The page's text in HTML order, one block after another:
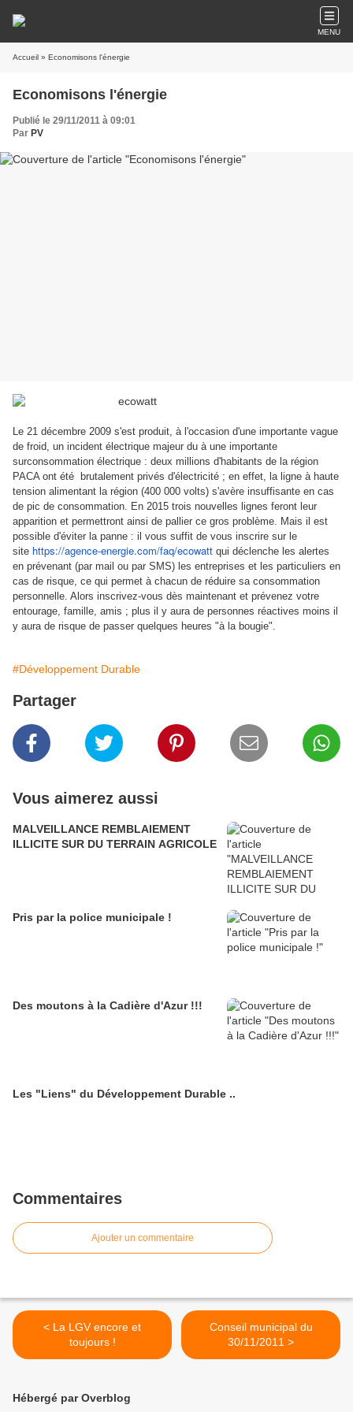
MENU
Accueil » Economisons l'énergie
Economisons l'énergie
Publié le 29/11/2011 à 09:01
Par PV
Le 21 décembre 2009 s'est produit, à l'occasion d'une importante vague
de froid, un incident électrique majeur du à une importante
surconsommation électrique : deux millions d'habitants de la région
PACA ont été brutalement privés d'électricité ; en effet, la ligne à haute
tension alimentant la région (400 000 volts) s'avère insuffisante en cas
de pic de consommation. En 2015 trois nouvelles lignes feront leur
apparition et permettront ainsi de pallier ce gros problème. Mais il est
possible d'éviter la panne : il vous suffit de vous inscrire sur le
site https://agence-energie.com/faq/ecowatt qui déclenche les alertes
en prévenant (par mail ou par SMS) les entreprises et les particuliers en
cas de risque, ce qui permet à chacun de réduire sa consommation
personnelle. Alors inscrivez-vous dès maintenant et prévenez votre
entourage, famille, amis ; plus il y aura de personnes réactives moins il
y aura de risque de passer quelques heures "à la bougie".
#Développement Durable
Partager
Vous aimerez aussi
MALVEILLANCE REMBLAIEMENT
ILLICITE SUR DU TERRAIN AGRICOLE
Pris par la police municipale !
Des moutons à la Cadière d'Azur !!!
Les "Liens" du Développement Durable ..
Commentaires
Ajouter un commentaire
< La LGV encore et
toujours !
Conseil municipal du
30/11/2011 >
Hébergé par Overblog